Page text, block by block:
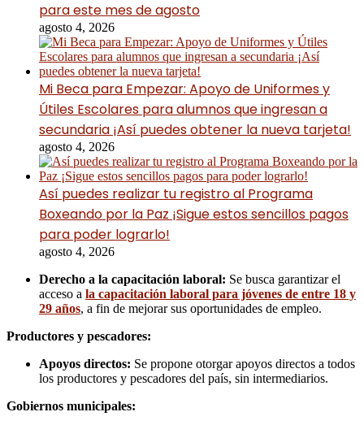
para este mes de agosto
agosto 4, 2026
Mi Beca para Empezar: Apoyo de Uniformes y
Útiles Escolares para alumnos que ingresan a
secundaria ¡Así puedes obtener la nueva tarjeta!
agosto 4, 2026
Así puedes realizar tu registro al Programa
Boxeando por la Paz ¡Sigue estos sencillos pagos
para poder lograrlo!
agosto 4, 2026
Derecho a la capacitación laboral: Se busca garantizar el
acceso a la capacitación laboral para jóvenes de entre 18 y
29 años, a fin de mejorar sus oportunidades de empleo.
Productores y pescadores:
Apoyos directos: Se propone otorgar apoyos directos a todos
los productores y pescadores del país, sin intermediarios.
Gobiernos municipales: